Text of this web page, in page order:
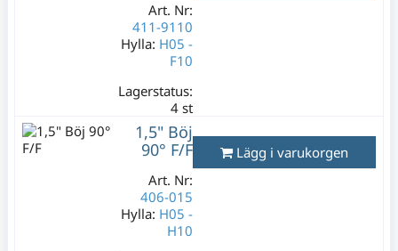
Art. Nr:
411-9110
Hylla: H05 -
F10
Lagerstatus:
4 st
169 kr
Varav moms:
33,80 kr
1,5" Böj
90° F/F
Art. Nr:
406-015
Hylla: H05 -
H10
Lägg i varukorgen